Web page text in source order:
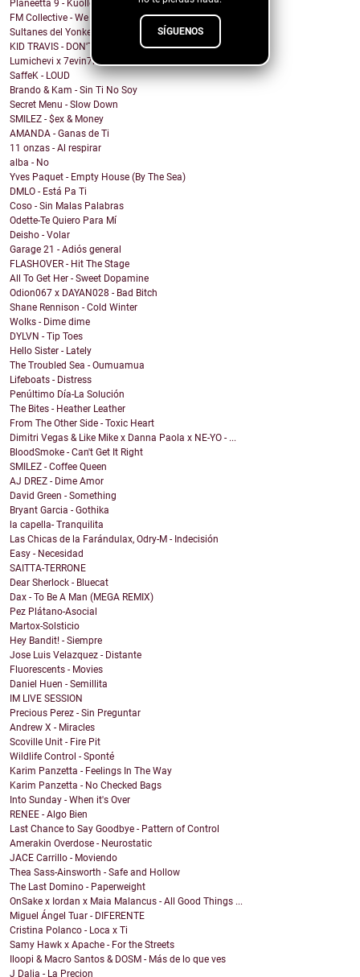
SÍGUENOS
Planeetta 9 - Kuolleet vain muistaa
FM Collective - We Can Roll
Sultanes del Yonke - Pasa El Tiempo
KID TRAVIS - DON'T WANNA WAKE
Lumichevi x 7evin7ins x Clever - Miss You More
SaffeK - LOUD
Brando & Kam - Sin Ti No Soy
Secret Menu - Slow Down
SMILEZ - $ex & Money
AMANDA - Ganas de Ti
11 onzas - Al respirar
alba - No
Yves Paquet - Empty House (By The Sea)
DMLO - Está Pa Ti
Coso - Sin Malas Palabras
Odette-Te Quiero Para Mí
Deisho - Volar
Garage 21 - Adiós general
FLASHOVER - Hit The Stage
All To Get Her - Sweet Dopamine
Odion067 x DAYAN028 - Bad Bitch
Shane Rennison - Cold Winter
Wolks - Dime dime
DYLVN - Tip Toes
Hello Sister - Lately
The Troubled Sea - Oumuamua
Lifeboats - Distress
Penúltimo Día-La Solución
The Bites - Heather Leather
From The Other Side - Toxic Heart
Dimitri Vegas & Like Mike x Danna Paola x NE-YO - ...
BloodSmoke - Can't Get It Right
SMILEZ - Coffee Queen
AJ DREZ - Dime Amor
David Green - Something
Bryant Garcia - Gothika
la capella- Tranquilita
Las Chicas de la Farándulax, Odry-M - Indecisión
Easy - Necesidad
SAITTA-TERRONE
Dear Sherlock - Bluecat
Dax - To Be A Man (MEGA REMIX)
Pez Plátano-Asocial
Martox-Solsticio
Hey Bandit! - Siempre
Jose Luis Velazquez - Distante
Fluorescents - Movies
Daniel Huen - Semillita
IM LIVE SESSION
Precious Perez - Sin Preguntar
Andrew X - Miracles
Scoville Unit - Fire Pit
Wildlife Control - Sponté
Karim Panzetta - Feelings In The Way
Karim Panzetta - No Checked Bags
Into Sunday - When it's Over
RENEE - Algo Bien
Last Chance to Say Goodbye - Pattern of Control
Amerakin Overdose - Neurostatic
JACE Carrillo - Moviendo
Thea Sass-Ainsworth - Safe and Hollow
The Last Domino - Paperweight
OnSake x Iordan x Maia Malancus - All Good Things ...
Miguel Ángel Tuar - DIFERENTE
Cristina Polanco - Loca x Ti
Samy Hawk x Apache - For the Streets
Iloopi & Macro Santos & DOSM - Más de lo que ves
J Dalia - La Precion